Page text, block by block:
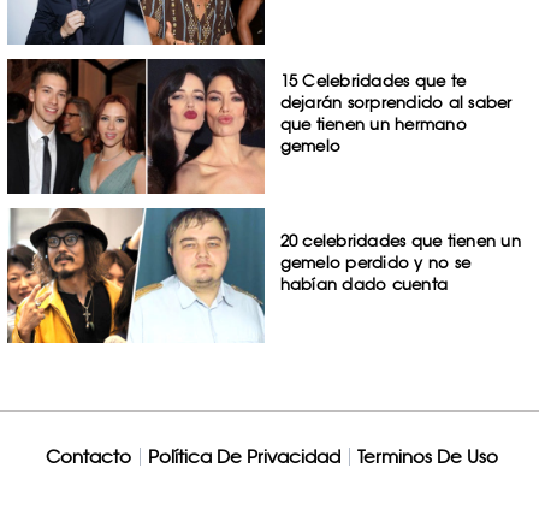
15 Celebridades que te
dejarán sorprendido al saber
que tienen un hermano
gemelo
20 celebridades que tienen un
gemelo perdido y no se
habían dado cuenta
Contacto Política De Privacidad Terminos De Uso